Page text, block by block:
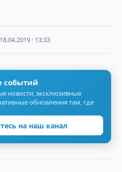
18.04.2019 · 13:33
событий
новости, эксклюзивные
обновления там, где
на наш канал